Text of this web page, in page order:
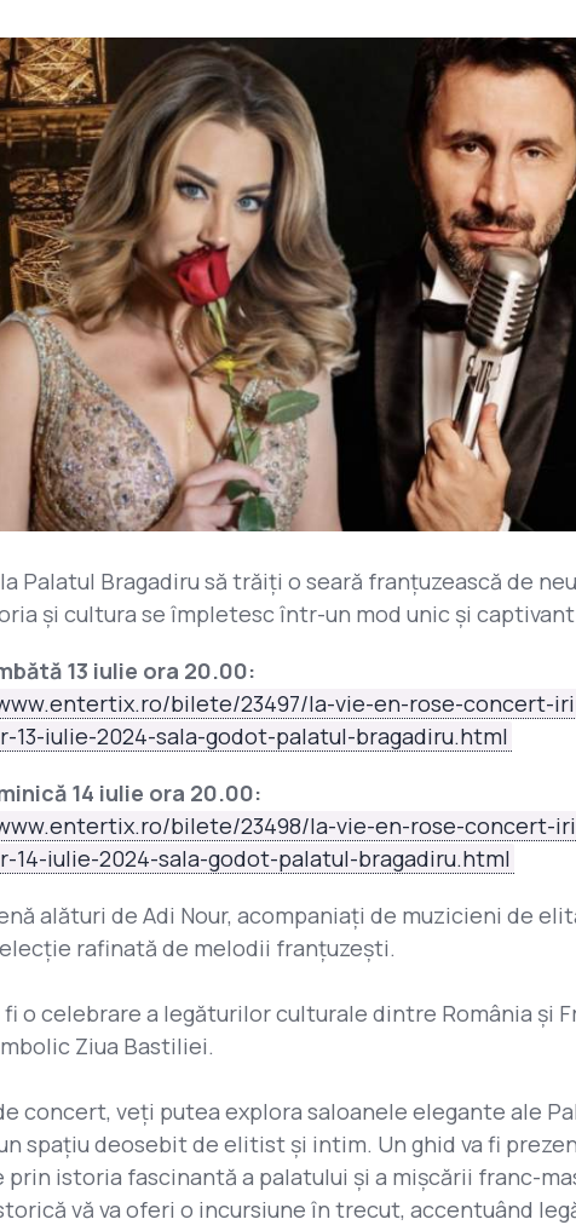
Palatul Bragadiru să trăiți o seară franțuzească de
și cultura se împletesc într-un mod unic și
13 iulie ora 20.00:
bilete/23497/la-vie-en-rose-concert-
13-iulie-2024-sala-godot-palatul-bragadiru.html
14 iulie ora 20.00:
bilete/23498/la-vie-en-rose-concert-
14-iulie-2024-sala-godot-palatul-bragadiru.html
alături de Adi Nour, acompaniați de muzicieni de
rafinată de melodii franțuzești.
fi o celebrare a legăturilor culturale dintre România și
Ziua Bastiliei.
concert, veţi putea explora saloanele elegante ale
spaţiu deosebit de elitist şi intim. Un ghid va fi
prin istoria fascinantă a palatului şi a mişcării franc-
vă va oferi o incursiune în trecut, accentuând